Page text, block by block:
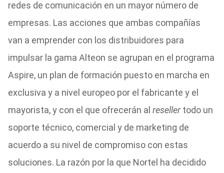
redes de comunicación en un mayor número de
empresas. Las acciones que ambas compañías
van a emprender con los distribuidores para
impulsar la gama Alteon se agrupan en el programa
Aspire, un plan de formación puesto en marcha en
exclusiva y a nivel europeo por el fabricante y el
mayorista, y con el que ofrecerán al resellertodo un
soporte técnico, comercial y de marketing de
acuerdo a su nivel de compromiso con estas
soluciones. La razón por la que Nortel ha decidido